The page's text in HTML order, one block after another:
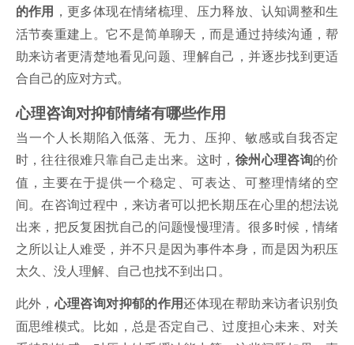
的作用 ，更多体现在情绪梳理、压力释放、认知调整和生
活节奏重建上。它不是简单聊天，而是通过持续沟通，帮
助来访者更清楚地看见问题、理解自己，并逐步找到更适
合自己的应对方式。
心理咨询对抑郁情绪有哪些作用
当一个人长期陷入低落、无力、压抑、敏感或自我否定
时，往往很难只靠自己走出来。这时， 徐州心理咨询的价
值，主要在于提供一个稳定、可表达、可整理情绪的空
间。在咨询过程中，来访者可以把长期压在心里的想法说
出来，把反复困扰自己的问题慢慢理清。很多时候，情绪
之所以让人难受，并不只是因为事件本身，而是因为积压
太久、没人理解、自己也找不到出口。
此外，心理咨询对抑郁的作用还体现在帮助来访者识别负
面思维模式。比如，总是否定自己、过度担心未来、对关